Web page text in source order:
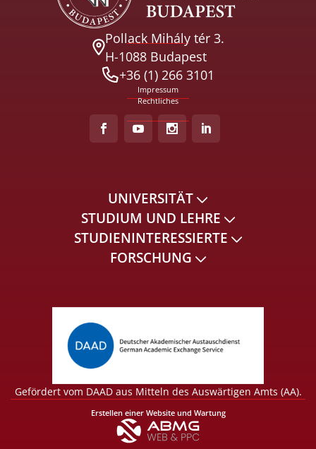
Pollack Mihály tér 3.
H-1088 Budapest
+36 (1) 266 3101
Impressum
Rechtliches
UNIVERSITÄT
STUDIUM UND LEHRE
STUDIENINTERESSIERTE
FORSCHUNG
Gefördert vom DAAD aus Mitteln des Auswärtigen Amts (AA).
Erstellen einer Website und Wartung